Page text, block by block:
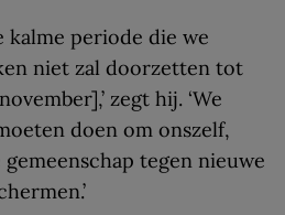
kalme periode die we
niet zal doorzetten tot
zegt hij. ‘We
doen om onszelf,
tegen nieuwe